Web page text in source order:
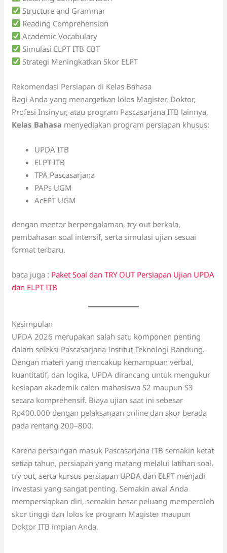
Structure and Grammar
Reading Comprehension
Academic Vocabulary
Simulasi ELPT ITB CBT
Strategi Meningkatkan Skor ELPT
Rekomendasi Persiapan di Kelas Bahasa
Bagi Anda yang menargetkan lolos Magister, Doktor,
Profesi Insinyur, atau program Pascasarjana ITB lainnya,
Kelas Bahasa menyediakan program persiapan khusus:
UPDA ITB
ELPT ITB
TPA Pascasarjana
PAPs UGM
AcEPT UGM
dengan mentor berpengalaman, try out berkala,
pembahasan soal intensif, serta simulasi ujian sesuai
format terbaru.
baca juga : Paket Soal dan TRY OUT Persiapan Ujian UPDA
dan ELPT ITB
Kesimpulan
UPDA 2026 merupakan salah satu komponen penting
dalam seleksi Pascasarjana Institut Teknologi Bandung.
Dengan materi yang mencakup kemampuan verbal,
kuantitatif, dan logika, UPDA dirancang untuk mengukur
kesiapan akademik calon mahasiswa S2 maupun S3
secara komprehensif. Biaya ujian saat ini sebesar
Rp400.000 dengan pelaksanaan online dan skor berada
pada rentang 200–800.
Karena persaingan masuk Pascasarjana ITB semakin ketat
setiap tahun, persiapan yang matang melalui latihan soal,
try out, serta kursus persiapan UPDA dan ELPT menjadi
investasi yang sangat penting. Semakin awal Anda
mempersiapkan diri, semakin besar peluang memperoleh
skor tinggi dan lolos ke program Magister maupun
Doktor ITB impian Anda.